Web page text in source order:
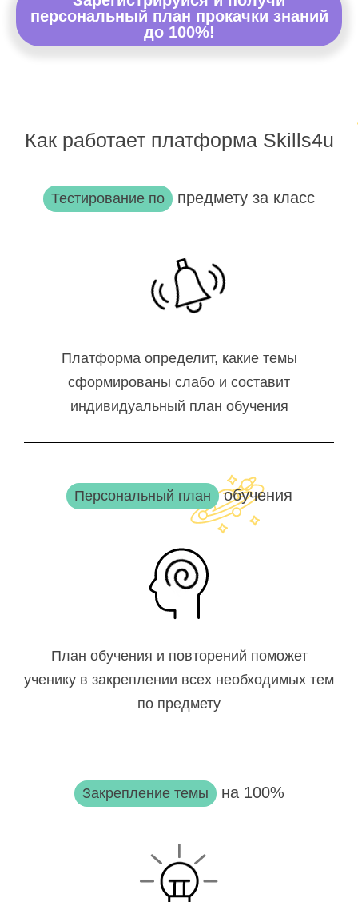
персональный план прокачки знаний
до 100%!
Как работает платформа Skills4u
Тестирование по предмету за класс
Платформа определит, какие темы
сформированы слабо и составит
индивидуальный план обучения
Персональный план обучения
План обучения и повторений поможет
ученику в закреплении всех необходимых тем
по предмету
Закрепление темы на 100%